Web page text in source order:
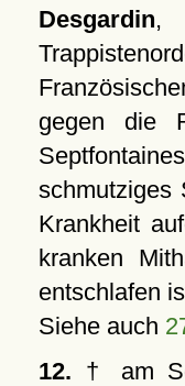
Desgardin,
gegen die
schmutziges
Krankheit
kranken
entschlafen
Siehe auch
12. † am